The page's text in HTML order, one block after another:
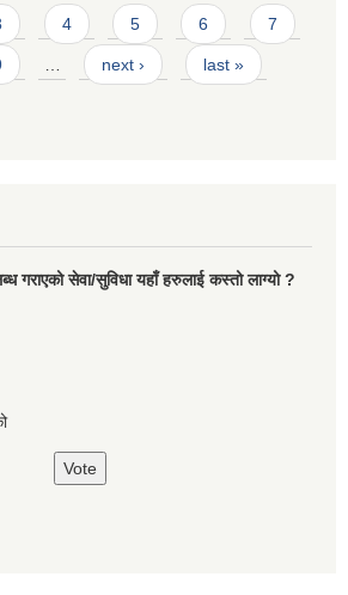
4 5 6 7
next › last »
गराएको सेवा/सुविधा यहाँ हरुलाई कस्तो लाग्यो ?